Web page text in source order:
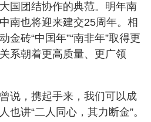
国团结协作的典范。明年南
南也将迎来建交25周年。相
金砖“中国年”“南非年”取得更
系朝着更高质量、更广领
说，携起手来，我们可以成
也讲“二人同心，其力断金”。